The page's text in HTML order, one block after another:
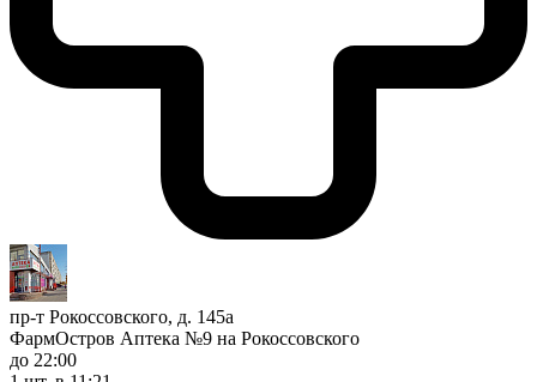
пр-т Рокоссовского, д. 145а
ФармОстров Аптека №9 на Рокоссовского
до 22:00